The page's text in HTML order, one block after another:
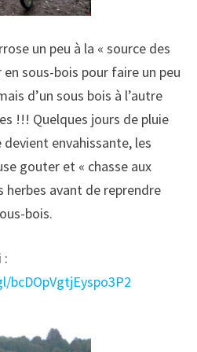
un peu à la « source des
sous-bois pour faire un peu
d’un sous bois à l’autre
!!! Quelques jours de pluie
envahissante, les
gouter et « chasse aux
herbes avant de reprendre
bois.
: